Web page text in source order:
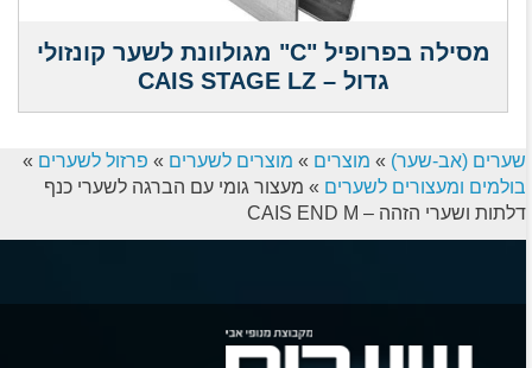
מסילה בפרופיל "C" מגולוונת לשער קונזולי
גדול – CAIS STAGE LZ
שערים (אב-שער) » מוצרים » מוצרים לשערים » פרזול לשערים »
בולמים ומעצורים לשערים » מעצור גומי עם הברגה לשערי כנף
דלתות ושערי הזהה – CAIS END M